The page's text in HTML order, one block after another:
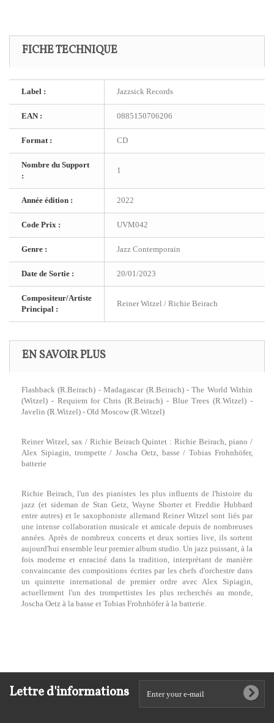
FICHE TECHNIQUE
Label : Jazzsick Records
EAN : 0885150706206
Format : CD
Nombre du Support
:
1
Année édition : 2022
Code Prix : UVM042
Genre : Jazz Contemporain
Date de Sortie : 20/01/2023
Compositeur/Artiste
Principal :
Reiner Witzel / Richie Beirach
EN SAVOIR PLUS
Flashback (R.Beirach) - Madagascar (R.Beirach) - The World Within
(Witzel) - Requiem for Chris (R.Beirach) - Blue Trees (R.Witzel) -
Javelin (R.Witzel) - Old Moscow (R.Witzel)
Reiner Witzel, sax / Richie Beirach Quintet : Richie Beirach, piano /
Alex Sipiagin, trompette / Joscha Oetz, basse / Tobias Frohnhöfer,
batterie
Richie Beirach, l'un des pianistes les plus influents de l'histoire du
jazz (et sideman de Stan Getz, Wayne Shorter et Freddie Hubbard
entre autres) et le saxophoniste allemand Reiner Witzel sont liés par
une intense collaboration musicale et amicale depuis de nombreuses
années. Après de nombreux concerts et deux sorties live, ils sortent
aujourd'hui ensemble leur premier album studio. Un jazz puissant, à la
fois moderne et enraciné dans la tradition, interprétant de manière
convaincante des compositions écrites par les chefs d'orchestre dans
un quintette international de premier ordre avec Alex Sipiagin,
actuellement l'un des trompettistes les plus recherchés au monde,
Joscha Oetz à la basse et Tobias Frohnhöfer à la batterie.
Lettre d'informations